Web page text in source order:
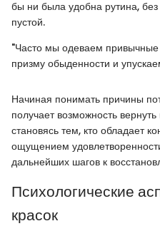
бы ни была удобна рутина, без
пустой.
"Часто мы одеваем
призму обыденности и
Начиная понимать причины
получает возможность
становясь тем, кто обладает
ощущением
дальнейших шагов к
Психологические
красок